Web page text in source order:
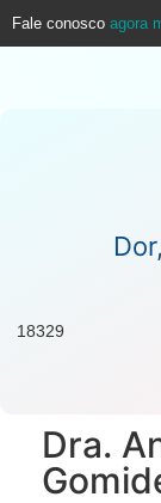
Fale conosco agora
Dor,
18329
Dra.